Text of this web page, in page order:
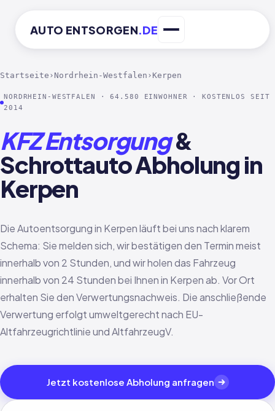
AUTO ENTSORGEN.DE
Startseite › Nordrhein-Westfalen › Kerpen
NORDRHEIN-WESTFALEN · 64.580 EINWOHNER · KOSTENLOS SEIT
2014
KFZ Entsorgung&
Schrottauto Abholung in
Kerpen
Die Autoentsorgung in Kerpen läuft bei uns nach klarem
Schema: Sie melden sich, wir bestätigen den Termin meist
innerhalb von 2 Stunden, und wir holen das Fahrzeug
innerhalb von 24 Stunden bei Ihnen in Kerpen ab. Vor Ort
erhalten Sie den Verwertungsnachweis. Die anschließende
Verwertung erfolgt umweltgerecht nach EU-
Altfahrzeugrichtlinie und AltfahrzeugV.
Jetzt kostenlose Abholung anfragen